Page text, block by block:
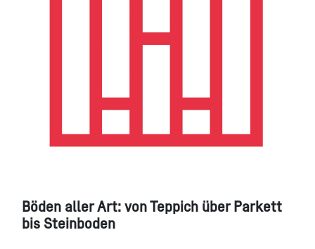
Böden aller Art: von Teppich über Parkett
bis Steinboden